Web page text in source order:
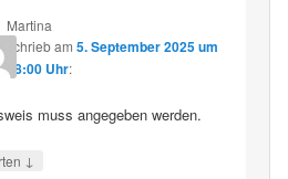
Martina
schriebam 5. September 2025 um
18:00 Uhr:
muss angegeben werden.
↓